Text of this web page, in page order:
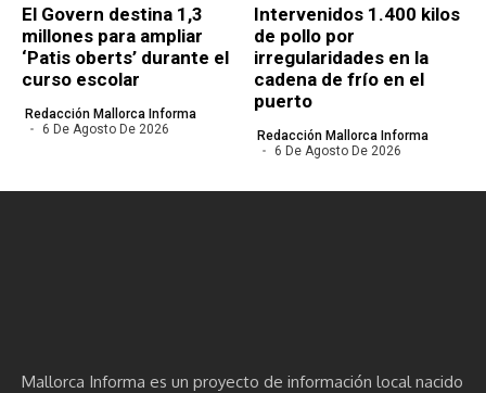
El Govern destina 1,3
millones para ampliar
‘Patis oberts’ durante el
curso escolar
Redacción Mallorca Informa
6 De Agosto De 2026
Intervenidos 1.400 kilos
de pollo por
irregularidades en la
cadena de frío en el
puerto
Redacción Mallorca Informa
6 De Agosto De 2026
Mallorca Informa es un proyecto de información local nacido